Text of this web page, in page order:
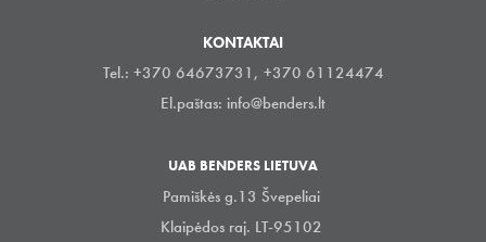
KONTAKTAI
Tel.: +370 64673731, +370 61124474
El.paštas: info@benders.lt
UAB BENDERS LIETUVA
Pamiškės g.13 Švepeliai
Klaipėdos raj. LT-95102